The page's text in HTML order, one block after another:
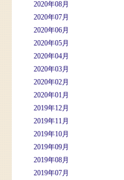
2020年08月
2020年07月
2020年06月
2020年05月
2020年04月
2020年03月
2020年02月
2020年01月
2019年12月
2019年11月
2019年10月
2019年09月
2019年08月
2019年07月